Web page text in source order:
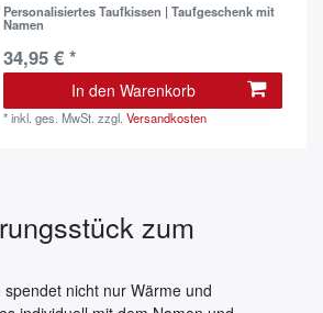
Personalisiertes Taufkissen | Taufgeschenk mit
Namen
34,95 € *
In den Warenkorb
*inkl. ges. MwSt. zzgl.Versandkosten
zum
spendet nicht nur Wärme und